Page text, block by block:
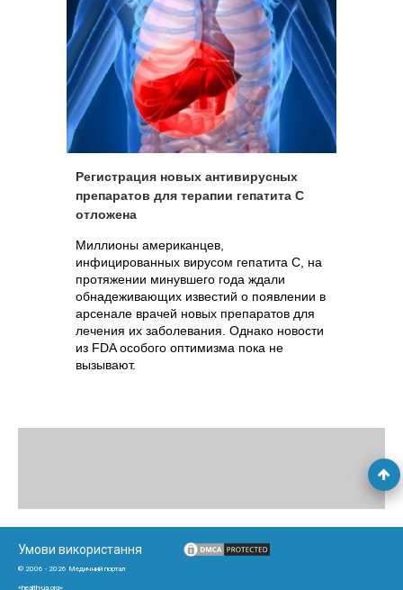
Регистрация новых антивирусных
препаратов для терапии гепатита С
отложена
Миллионы американцев,
инфицированных вирусом гепатита С, на
протяжении минувшего года ждали
обнадеживающих известий о появлении в
арсенале врачей новых препаратов для
лечения их заболевания. Однако новости
из FDA особого оптимизма пока не
вызывают.
Умови використання
© 2006 - 2026 Медичний портал
«health-ua.org»